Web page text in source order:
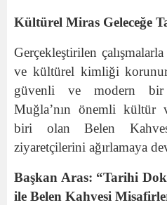
Kültürel Miras Geleceğe
Gerçekleştirilen
ve kültürel kimliği
güvenli ve modern bir
Muğla’nın önemli kültür
biri olan Belen
ziyaretçilerini ağırlamaya
Başkan Aras: “Tarihi
ile Belen Kahvesi